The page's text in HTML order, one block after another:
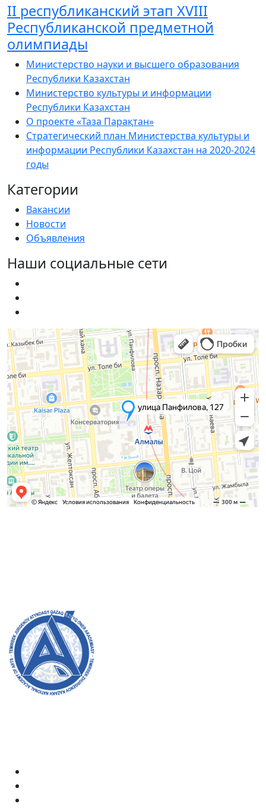
ІІ республиканский этап XVIII
Республиканской предметной
олимпиады
Министерство науки и высшего образования
Республики Казахстан
Министерство культуры и информации
Республики Казахстан
О проекте «Таза Парақтан»
Стратегический план Министерства культуры и
информации Республики Казахстан на 2020-2024
годы
Категории
Вакансии
Новости
Объявления
Наши социальные сети